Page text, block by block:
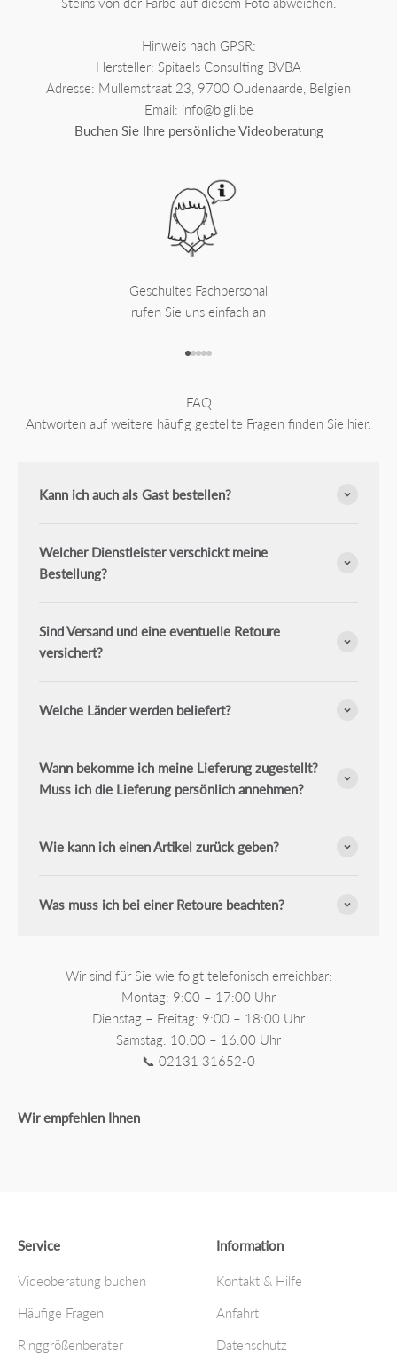
Hinweis nach GPSR:
Hersteller: Spitaels Consulting BVBA
Adresse: Mullemstraat 23, 9700 Oudenaarde, Belgien
Email: info@bigli.be
Buchen Sie Ihre persönliche Videoberatung
Geschultes Fachpersonal
rufen Sie uns einfach an
FAQ
Antworten auf weitere häufig gestellte Fragen finden Sie hier.
Kann ich auch als Gast bestellen?
Welcher Dienstleister verschickt meine
Bestellung?
Sind Versand und eine eventuelle Retoure
versichert?
Welche Länder werden beliefert?
Wann bekomme ich meine Lieferung zugestellt?
Muss ich die Lieferung persönlich annehmen?
Wie kann ich einen Artikel zurück geben?
Was muss ich bei einer Retoure beachten?
Wir sind für Sie wie folgt telefonisch erreichbar:
Montag: 9:00 – 17:00 Uhr
Dienstag – Freitag: 9:00 – 18:00 Uhr
Samstag: 10:00 – 16:00 Uhr
📞 02131 31652-0
Wir empfehlen Ihnen
Service
Videoberatung buchen
Häufige Fragen
Ringgrößenberater
Information
Kontakt & Hilfe
Anfahrt
Datenschutz